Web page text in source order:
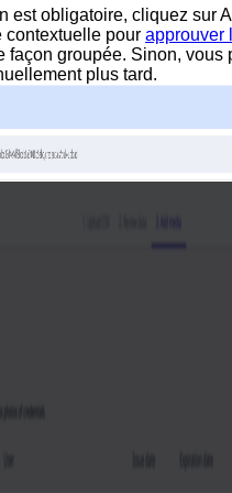
est obligatoire, cliquez sur
contextuelle pour approuver
façon groupée. Sinon, vous
plus tard.